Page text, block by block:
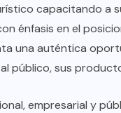
capacitando a
énfasis en el
una auténtica
público, sus
empresarial y